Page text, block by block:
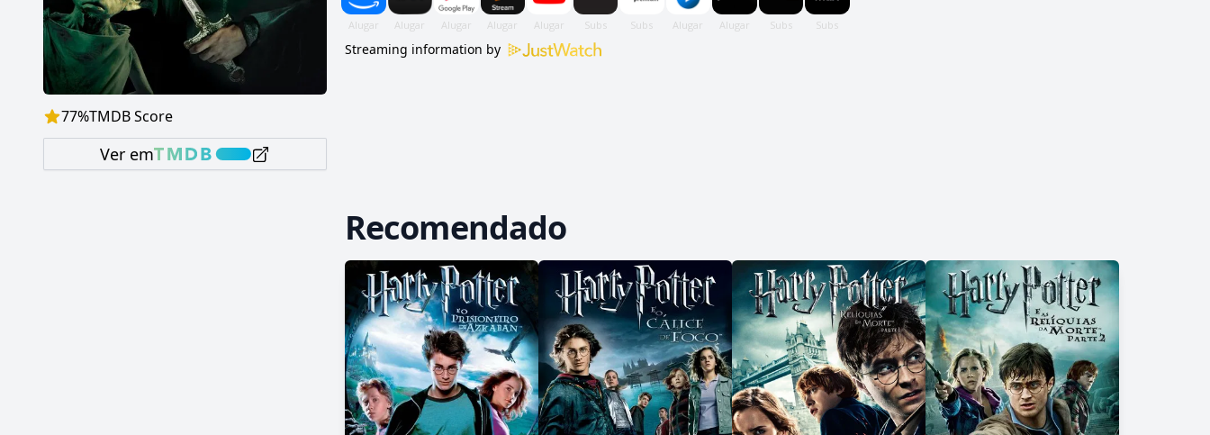
77%TMDB Score
Ver em
Streaming information by
Recomendado